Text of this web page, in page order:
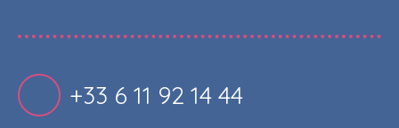
+33 6 11 92 14 44